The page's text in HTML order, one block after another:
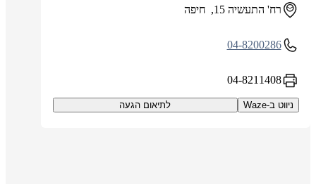
רח' התעשיה 15, חיפה
04-8200286
04-8211408
ניווט ב-Waze לתיאום הגעה